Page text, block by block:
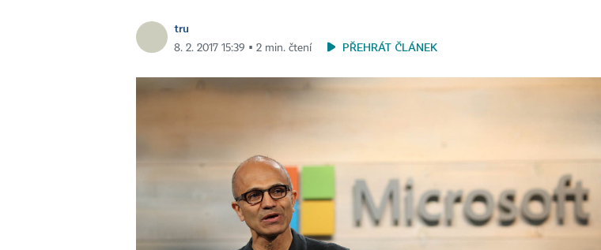
tru
8. 2. 2017 15:39 ▪ 2 min. čtení PŘEHRÁT ČLÁNEK